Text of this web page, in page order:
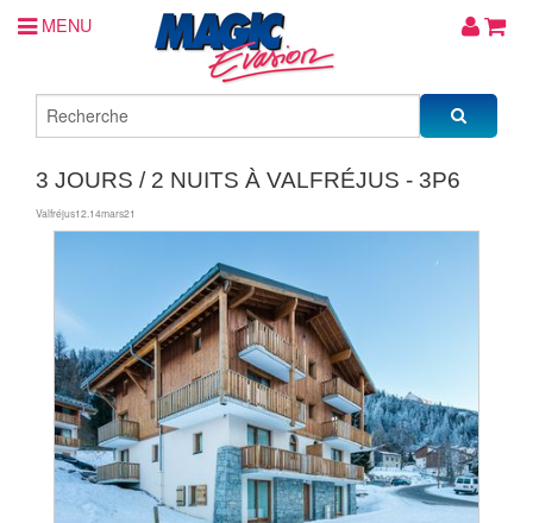
MENU
3 JOURS / 2 NUITS À VALFRÉJUS - 3P6
Valfréjus12.14mars21